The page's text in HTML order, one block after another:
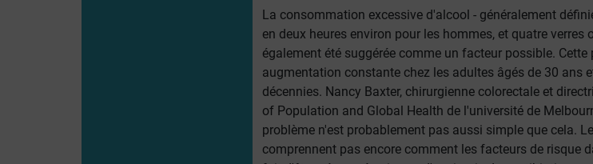
La consommation excessive d'alcool - généralement
en deux heures environ pour les hommes, et quatre verres
également été suggérée comme un facteur possible. Cette
augmentation constante chez les adultes âgés de 30 ans
décennies. Nancy Baxter, chirurgienne colorectale et
of Population and Global Health de l'université de
problème n'est probablement pas aussi simple que cela.
comprennent pas encore comment les facteurs de risque